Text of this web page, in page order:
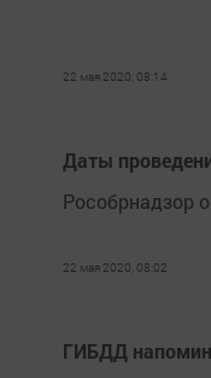
22 мая 2020, 08:14
Даты
Рособрнадзор
22 мая 2020, 08:02
ГИБДД